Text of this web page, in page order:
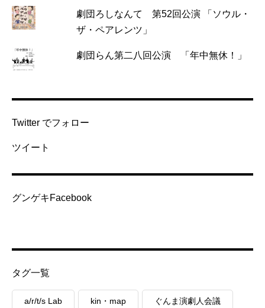
劇団ろしなんて 第52回公演 「ソウル・
ザ・ペアレンツ」
劇団らん第二八回公演 「年中無休！」
Twitter でフォロー
ツイート
グンゲキFacebook
タグ一覧
a/r/t/s Lab kin・map ぐんま演劇人会議